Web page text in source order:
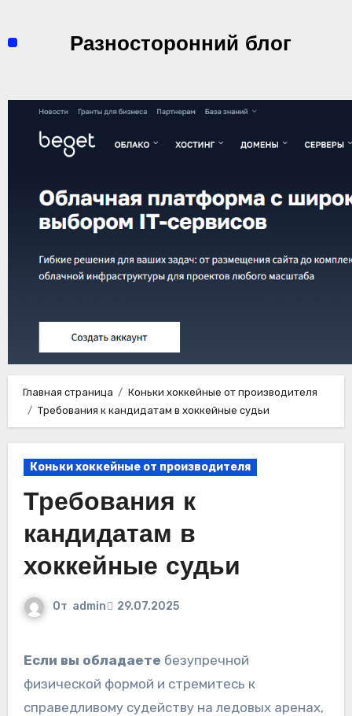
содержимомуРазносторонний блог
Главная страница
Коньки хоккейные от производителя
Требования к кандидатам в хоккейные судьи
Коньки хоккейные от производителя
Требования к
кандидатам в
хоккейные судьи
От admin 29.07.2025
Если вы обладаете безупречной
физической формой и стремитесь к
справедливому судейству на ледовых аренах,